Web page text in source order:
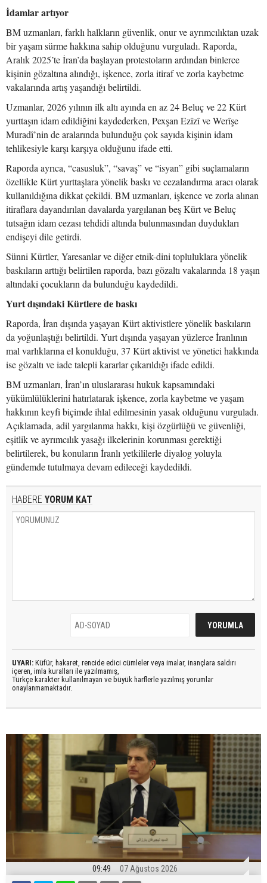
İdamlar artıyor
BM uzmanları, farklı halkların güvenlik, onur ve ayrımcılıktan uzak
bir yaşam sürme hakkına sahip olduğunu vurguladı. Raporda,
Aralık 2025’te İran’da başlayan protestoların ardından binlerce
kişinin gözaltına alındığı, işkence, zorla itiraf ve zorla kaybetme
vakalarında artış yaşandığı belirtildi.
Uzmanlar, 2026 yılının ilk altı ayında en az 24 Beluç ve 22 Kürt
yurttaşın idam edildiğini kaydederken, Pexşan Ezîzî ve Werîşe
Muradî’nin de aralarında bulunduğu çok sayıda kişinin idam
tehlikesiyle karşı karşıya olduğunu ifade etti.
Raporda ayrıca, “casusluk”, “savaş” ve “isyan” gibi suçlamaların
özellikle Kürt yurttaşlara yönelik baskı ve cezalandırma aracı olarak
kullanıldığına dikkat çekildi. BM uzmanları, işkence ve zorla alınan
itiraflara dayandırılan davalarda yargılanan beş Kürt ve Beluç
tutsağın idam cezası tehdidi altında bulunmasından duydukları
endişeyi dile getirdi.
Sünni Kürtler, Yaresanlar ve diğer etnik-dini topluluklara yönelik
baskıların arttığı belirtilen raporda, bazı gözaltı vakalarında 18 yaşın
altındaki çocukların da bulunduğu kaydedildi.
Yurt dışındaki Kürtlere de baskı
Raporda, İran dışında yaşayan Kürt aktivistlere yönelik baskıların
da yoğunlaştığı belirtildi. Yurt dışında yaşayan yüzlerce İranlının
mal varlıklarına el konulduğu, 37 Kürt aktivist ve yönetici hakkında
ise gözaltı ve iade talepli kararlar çıkarıldığı ifade edildi.
BM uzmanları, İran’ın uluslararası hukuk kapsamındaki
yükümlülüklerini hatırlatarak işkence, zorla kaybetme ve yaşam
hakkının keyfi biçimde ihlal edilmesinin yasak olduğunu vurguladı.
Açıklamada, adil yargılanma hakkı, kişi özgürlüğü ve güvenliği,
eşitlik ve ayrımcılık yasağı ilkelerinin korunması gerektiği
belirtilerek, bu konuların İranlı yetkililerle diyalog yoluyla
gündemde tutulmaya devam edileceği kaydedildi.
HABERE YORUM KAT
UYARI: Küfür, hakaret, rencide edici cümleler veya imalar, inançlara saldırı
içeren, imla kuralları ile yazılmamış,
Türkçe karakter kullanılmayan ve büyük harflerle yazılmış yorumlar
onaylanmamaktadır.
09:49 07 Ağustos 2026